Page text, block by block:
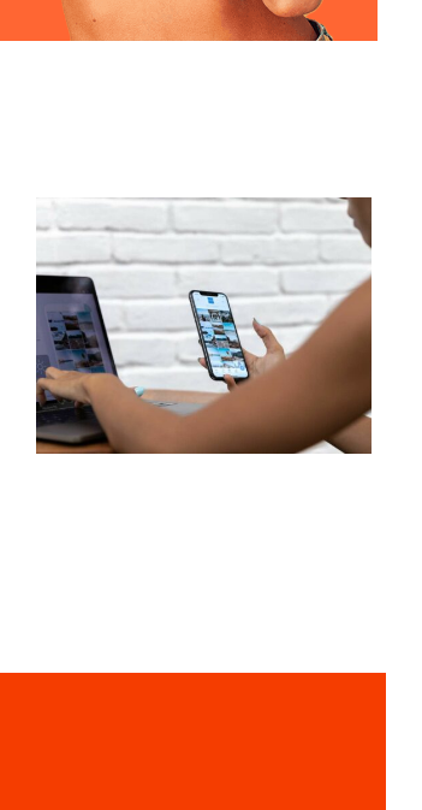
Die 3 besten
Plattformen für Ideen
zu nutzergenerierten
Inhalten (UGC)